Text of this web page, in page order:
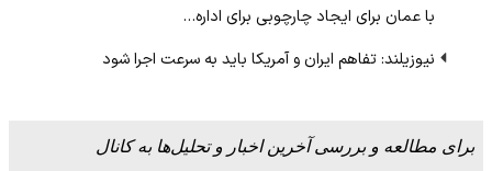
با عمان برای ایجاد چارچوبی برای اداره…
نیوزیلند: تفاهم ایران و آمریکا باید به سرعت اجرا شود
برای مطالعه و بررسی آخرین اخبار و تحلیل‌ها به کانال